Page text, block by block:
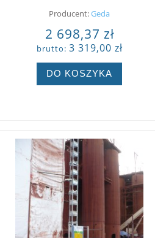
Producent:Geda
2 698,37 zł
brutto: 3 319,00 zł
DO KOSZYKA